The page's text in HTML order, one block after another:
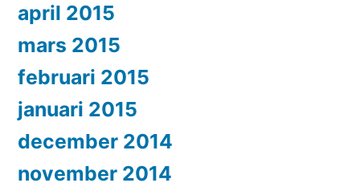
april 2015
mars 2015
februari 2015
januari 2015
december 2014
november 2014